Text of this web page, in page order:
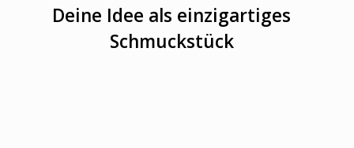
Deine Idee als einzigartiges
Schmuckstück